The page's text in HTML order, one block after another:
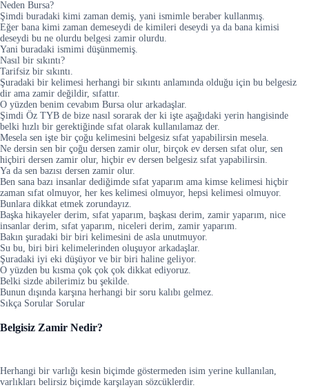
Neden Bursa?
Şimdi buradaki kimi zaman demiş, yani ismimle beraber kullanmış.
Eğer bana kimi zaman demeseydi de kimileri deseydi ya da bana kimisi
deseydi bu ne olurdu belgesi zamir olurdu.
Yani buradaki ismimi düşünmemiş.
Nasıl bir sıkıntı?
Tarifsiz bir sıkıntı.
Şuradaki bir kelimesi herhangi bir sıkıntı anlamında olduğu için bu belgesiz
dir ama zamir değildir, sıfattır.
O yüzden benim cevabım Bursa olur arkadaşlar.
Şimdi Öz TYB de bize nasıl sorarak der ki işte aşağıdaki yerin hangisinde
belki hızlı bir gerektiğinde sıfat olarak kullanılamaz der.
Mesela sen işte bir çoğu kelimesini belgesiz sıfat yapabilirsin mesela.
Ne dersin sen bir çoğu dersen zamir olur, birçok ev dersen sıfat olur, sen
hiçbiri dersen zamir olur, hiçbir ev dersen belgesiz sıfat yapabilirsin.
Ya da sen bazısı dersen zamir olur.
Ben sana bazı insanlar dediğimde sıfat yaparım ama kimse kelimesi hiçbir
zaman sıfat olmuyor, her kes kelimesi olmuyor, hepsi kelimesi olmuyor.
Bunlara dikkat etmek zorundayız.
Başka hikayeler derim, sıfat yaparım, başkası derim, zamir yaparım, nice
insanlar derim, sıfat yaparım, niceleri derim, zamir yaparım.
Bakın şuradaki bir biri kelimesini de asla unutmuyor.
Su bu, biri biri kelimelerinden oluşuyor arkadaşlar.
Şuradaki iyi eki düşüyor ve bir biri haline geliyor.
O yüzden bu kısma çok çok çok dikkat ediyoruz.
Belki sizde abilerimiz bu şekilde.
Bunun dışında karşına herhangi bir soru kalıbı gelmez.
Sıkça Sorular Sorular
Belgisiz Zamir Nedir?
Herhangi bir varlığı kesin biçimde göstermeden isim yerine kullanılan,
varlıkları belirsiz biçimde karşılayan sözcüklerdir.